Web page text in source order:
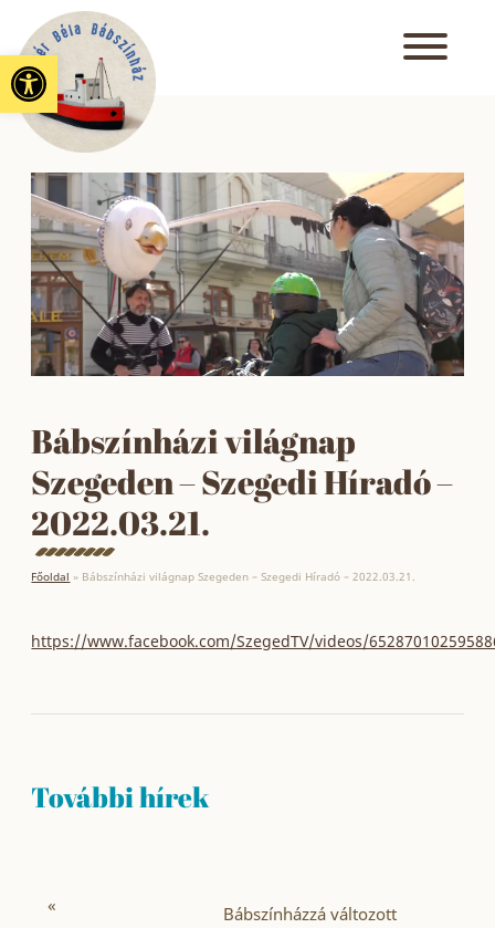
Eszköztár megnyitása
Bábszínházi világnap
Szegeden – Szegedi Híradó –
2022.03.21.
Főoldal » Bábszínházi világnap Szegeden – Szegedi Híradó – 2022.03.21.
https://www.facebook.com/SzegedTV/videos/
További hírek
«
Bábszínházzá változott